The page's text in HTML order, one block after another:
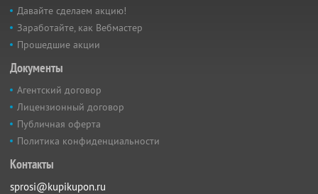
Давайте сделаем акцию!
Заработайте, как Вебмастер
Прошедшие акции
Документы
Агентский договор
Лицензионный договор
Публичная оферта
Политика конфиденциальности
Контакты
sprosi@kupikupon.ru